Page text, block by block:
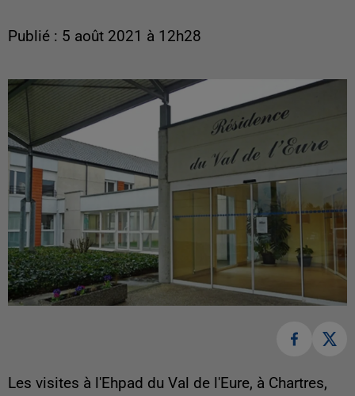
Publié : 5 août 2021 à 12h28
Les visites à l'Ehpad du Val de l'Eure, à Chartres,